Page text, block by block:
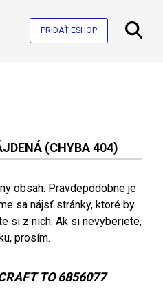
PRIDAŤ ESHOP
(CHYBA 404)
obsah. Pravdepodobne je
sa nájsť stránky, ktoré by
si z nich. Ak si nevyberiete,
prosím.
TO 6856077